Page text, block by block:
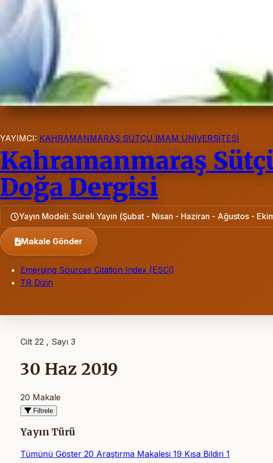
YAYIMCI: KAHRAMANMARAŞ SÜTÇÜ İMAM ÜNİVERSİTESİ
Kahramanmaraş
Doğa Dergisi
Yayın Modeli: Süreli Yayın (Şubat - Nisan - Haziran - Ağustos -
Makale Gönder
Emerging Sources Citation Index (ESCI)
TR Dizin
Cilt 22 , Sayı 3
30 Haz 2019
20 Makale
Filtrele
Yayın Türü
Tümünü Göster 20 Araştırma Makalesi 19 Kısa Bildiri 1